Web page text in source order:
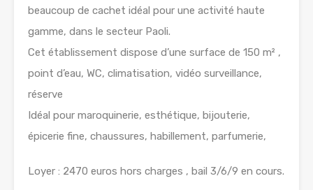
beaucoup de cachet idéal pour une activité haute
gamme, dans le secteur Paoli.
Cet établissement dispose d’une surface de 150 m² ,
point d’eau, WC, climatisation, vidéo surveillance,
réserve
Idéal pour maroquinerie, esthétique, bijouterie,
épicerie fine, chaussures, habillement, parfumerie,
Loyer : 2470 euros hors charges , bail 3/6/9 en cours.